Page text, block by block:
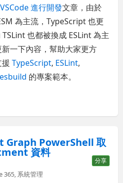
進行開發文章，由於
為主流，TypeScript 也更
也都被換成 ESLint 為主
一下內容，幫助大家更方
援TypeScript, ESLint,
esbuild 的專案範本。
Graph PowerShell 取
資料
分享
365, 系統管理